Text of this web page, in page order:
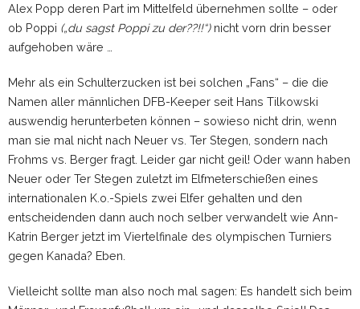
Alex Popp deren Part im Mittelfeld übernehmen sollte – oder
ob Poppi („du sagst Poppi zu der??!!“)nicht vorn drin besser
aufgehoben wäre …
Mehr als ein Schulterzucken ist bei solchen „Fans“ – die die
Namen aller männlichen DFB-Keeper seit Hans Tilkowski
auswendig herunterbeten können – sowieso nicht drin, wenn
man sie mal nicht nach Neuer vs. Ter Stegen, sondern nach
Frohms vs. Berger fragt. Leider gar nicht geil! Oder wann haben
Neuer oder Ter Stegen zuletzt im Elfmeterschießen eines
internationalen K.o.-Spiels zwei Elfer gehalten und den
entscheidenden dann auch noch selber verwandelt wie Ann-
Katrin Berger jetzt im Viertelfinale des olympischen Turniers
gegen Kanada? Eben.
Vielleicht sollte man also noch mal sagen: Es handelt sich beim